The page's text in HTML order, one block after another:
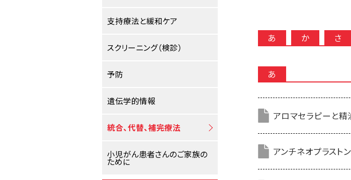
支持療法と緩和ケア
スクリーニング（検診）
予防
遺伝学的情報
統合、代替、補完療法
小児がん患者さんのご家族の
ために
あ か さ
あ
アロマセラピーと精
アンチネオプラストン